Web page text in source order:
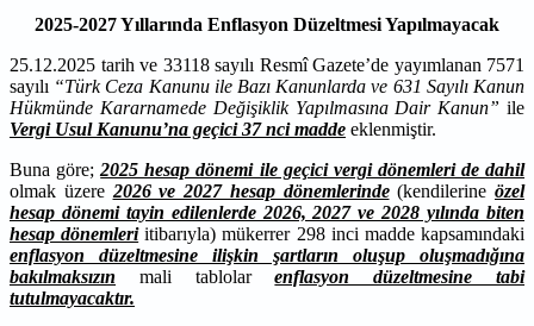
2025-2027 Yıllarında Enflasyon Düzeltmesi Yapılmayacak
25.12.2025 tarih ve 33118 sayılı Resmî Gazete’de yayımlanan 7571
sayılı “Türk Ceza Kanunu ile Bazı Kanunlarda ve 631 Sayılı Kanun
Hükmünde Kararnamede Değişiklik Yapılmasına Dair Kanun” ile
Vergi Usul Kanunu’na geçici 37 nci madde eklenmiştir.
Buna göre;2025 hesap dönemi ile geçici vergi dönemleri de dahil
olmak üzere 2026 ve 2027 hesap dönemlerinde(kendilerine özel
hesap dönemi tayin edilenlerde 2026, 2027 ve 2028 yılında biten
hesap dönemleriitibarıyla) mükerrer 298 inci madde kapsamındaki
enflasyon düzeltmesine ilişkin şartların oluşup oluşmadığına
bakılmaksızın mali tablolarenflasyon düzeltmesine tabi
tutulmayacaktır.